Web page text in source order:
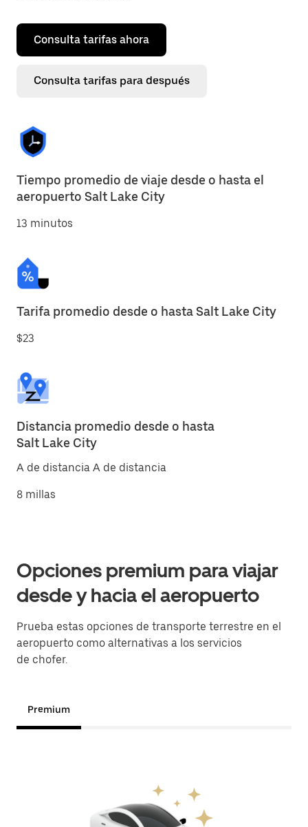
Consulta tarifas ahora
Consulta tarifas para después
Tiempo promedio de viaje desde o hasta el
aeropuerto Salt Lake City
13 minutos
Tarifa promedio desde o hasta Salt Lake City
$23
Distancia promedio desde o hasta
Salt Lake City
A de distancia A de distancia
8 millas
Opciones premium para viajar
desde y hacia el aeropuerto
Prueba estas opciones de transporte terrestre en el
aeropuerto como alternativas a los servicios
de chofer.
Premium